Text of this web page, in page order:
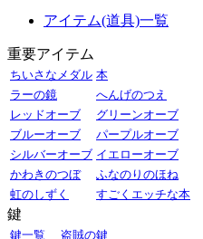
アイテム(道具)一覧
重要アイテム
ちいさなメダル 本
ラーの鏡
へんげのつえ
レッドオーブ
グリーンオーブ
ブルーオーブ
パープルオーブ
シルバーオーブ イエローオーブ
かわきのつぼ
ふなのりのほね
虹のしずく
すごくエッチな本
鍵
鍵一覧
盗賊の鍵